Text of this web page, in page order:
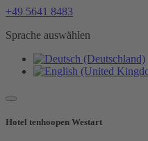
+49 5641 8483
Sprache auswählen
Hotel tenhoopen Westart